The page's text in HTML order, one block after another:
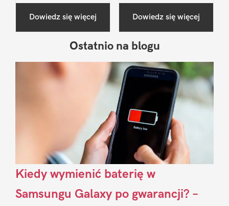
Dowiedz się więcej Dowiedz się więcej
Sidebar
Ostatnio na blogu
Kiedy wymienić baterię w
Samsungu Galaxy po gwarancji? –